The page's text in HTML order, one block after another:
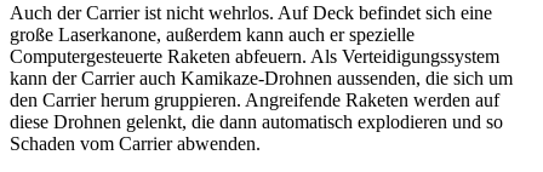
Auch der Carrier ist nicht wehrlos. Auf Deck befindet sich eine
große Laserkanone, außerdem kann auch er spezielle
Computergesteuerte Raketen abfeuern. Als Verteidigungssystem
kann der Carrier auch Kamikaze-Drohnen aussenden, die sich um
den Carrier herum gruppieren. Angreifende Raketen werden auf
diese Drohnen gelenkt, die dann automatisch explodieren und so
Schaden vom Carrier abwenden.